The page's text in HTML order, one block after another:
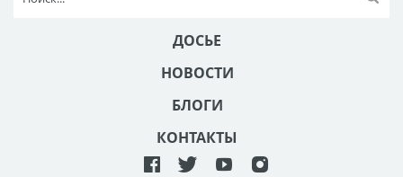
ДОСЬЕ
НОВОСТИ
БЛОГИ
КОНТАКТЫ